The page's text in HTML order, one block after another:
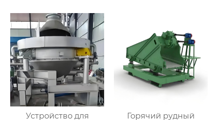
Устройство для
Горячий рудный